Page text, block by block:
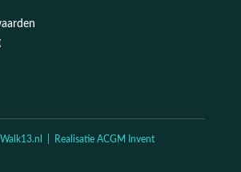
| Realisatie ACGM Invent